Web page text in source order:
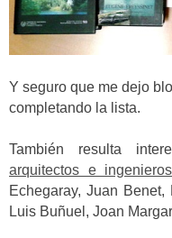
Y seguro que me dejo
completando la lista.
También resulta
arquitectos e
Echegaray, Juan
Luis Buñuel, Joan